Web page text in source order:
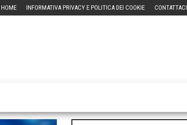
HOME INFORMATIVA PRIVACY E POLITICA DEI COOKIE CONTATTACI